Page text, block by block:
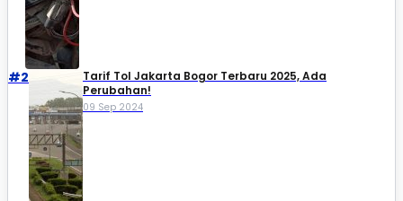
#2
Tarif Tol Jakarta Bogor Terbaru 2025, Ada
Perubahan!
09 Sep 2024